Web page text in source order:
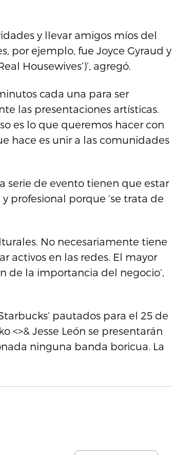
y llevar amigos míos del
por ejemplo, fue Joyce Gyraud y
Housewives’)’, agregó.
cada una para ser
las presentaciones artísticas.
es lo que queremos hacer con
hace es unir a las comunidades
serie de evento tienen que estar
profesional porque ‘se trata de
No necesariamente tiene
activos en las redes. El mayor
de la importancia del negocio’,
pautados para el 25 de
<>& Jesse León se presentarán
ninguna banda boricua. La